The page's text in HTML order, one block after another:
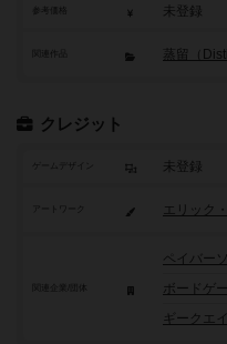
参考価格 未登録
関連作品 蒸留（
クレジット
ゲームデザイン 未登録
アートワーク エリック
ペイバー
ボードゲ
ギークエ